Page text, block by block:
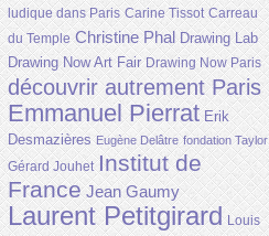
ludique dans Paris Carine Tissot Carreau
du Temple Christine Phal Drawing Lab
Drawing Now Art Fair Drawing Now Paris
découvrir autrement Paris
Emmanuel Pierrat Erik
Desmazières Eugène Delâtre fondation Taylor
Gérard Jouhet Institut de
France Jean Gaumy
Laurent Petitgirard Louis